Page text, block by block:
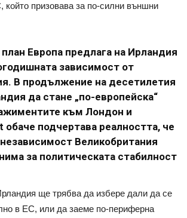
който призовава за по-силни външни
Европа предлага на Ирландия
зависимост от
В продължение на десетилетия
да стане „по-европейска“
към Лондон и
подчертава реалността, че
Великобритания
за политическата стабилност
ще трябва да избере дали да се
в ЕС, или да заеме по-периферна